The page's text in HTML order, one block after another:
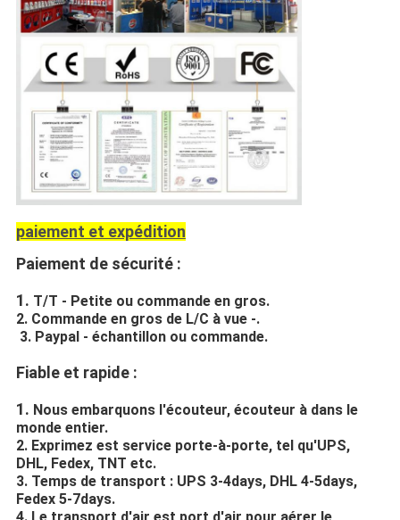
paiement et expédition
Paiement de sécurité :
1. T/T - Petite ou commande en gros.
2. Commande en gros de L/C à vue -.
3. Paypal - échantillon ou commande.
Fiable et rapide :
1. Nous embarquons l'écouteur, écouteur à dans le
monde entier.
2. Exprimez est service porte-à-porte, tel qu'UPS,
DHL, Fedex, TNT etc.
3. Temps de transport : UPS 3-4days, DHL 4-5days,
Fedex 5-7days.